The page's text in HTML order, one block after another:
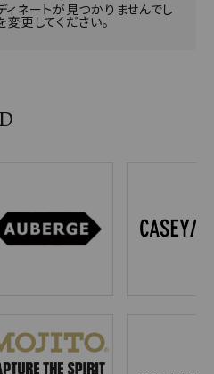
ネートが見つかりませんでし
更してください。